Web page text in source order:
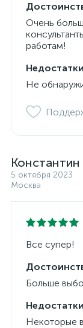
Очень
работам!
Не
Константин
5 октября 2023
Москва
Все супер!
Больше
Некоторые